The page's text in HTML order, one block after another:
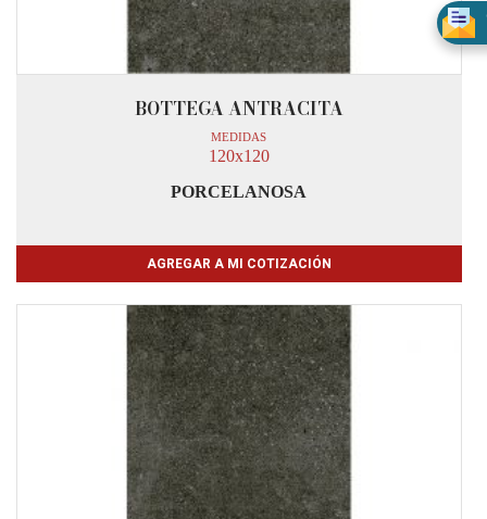
BOTTEGA ANTRACITA
MEDIDAS
120x120
PORCELANOSA
AGREGAR A MI COTIZACIÓN